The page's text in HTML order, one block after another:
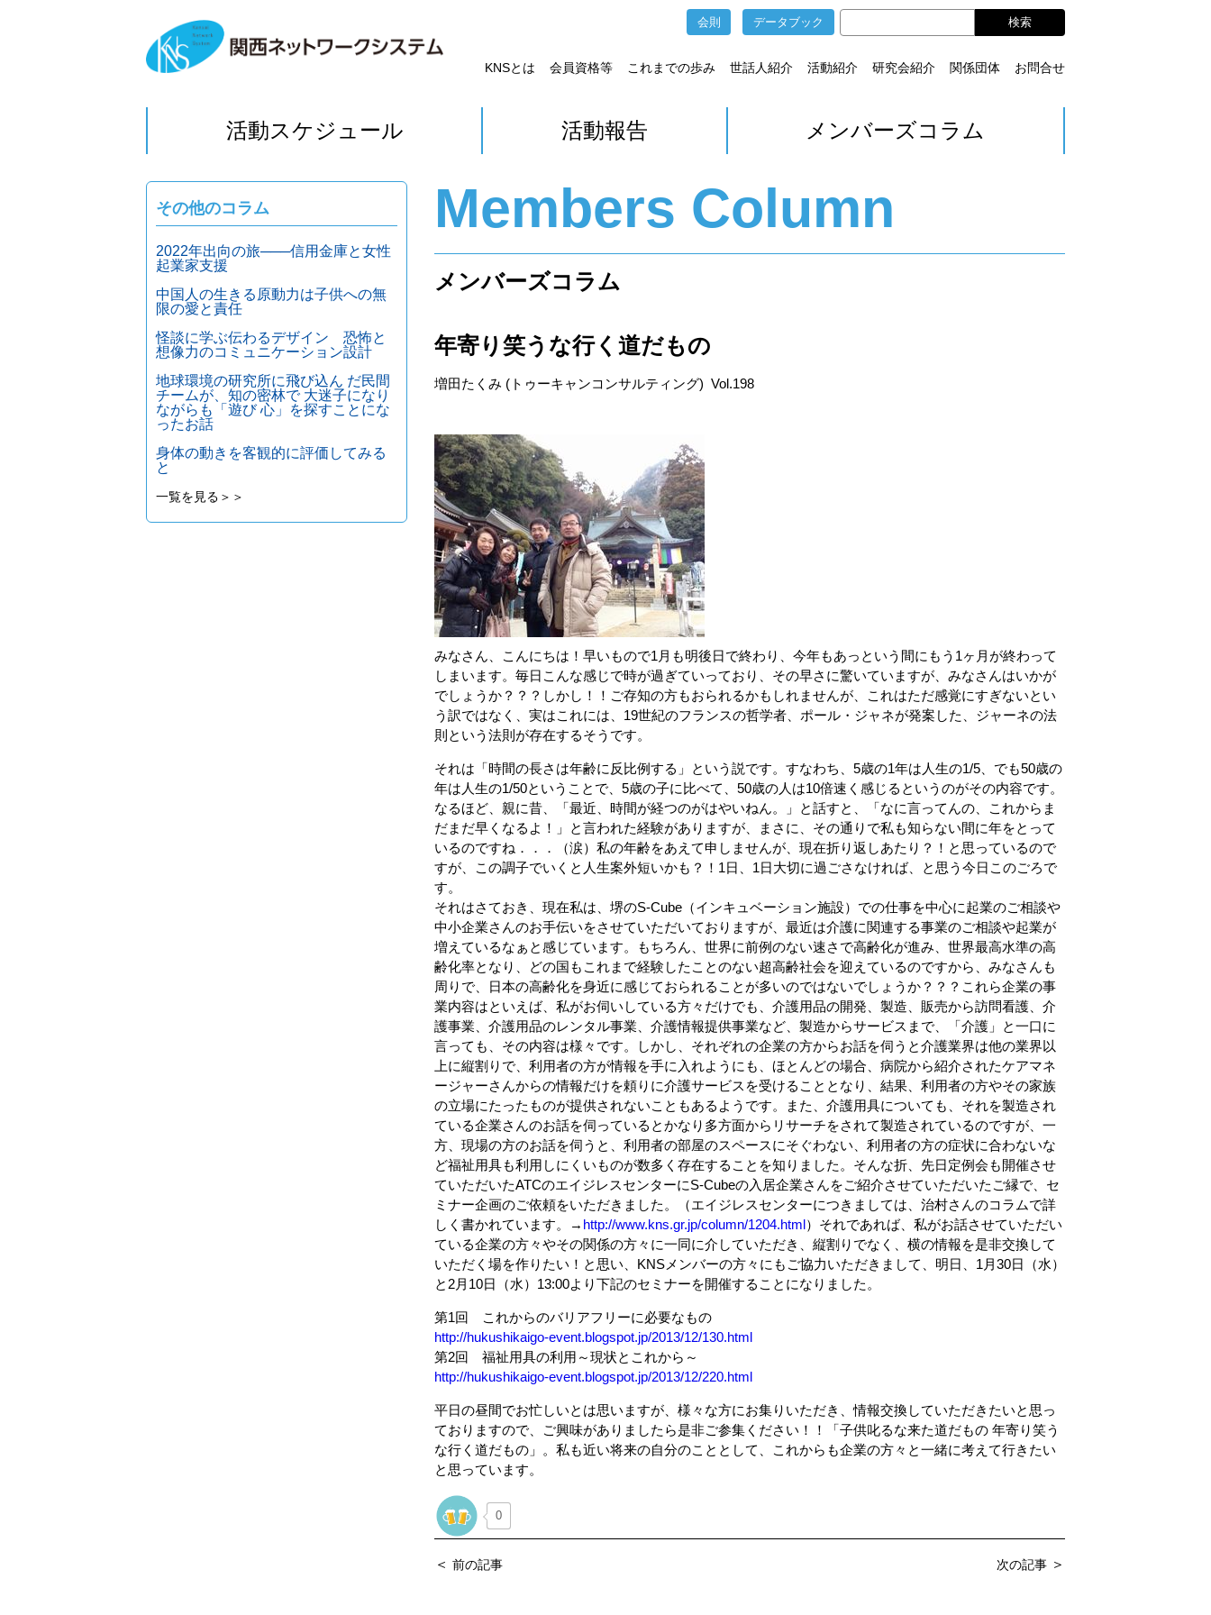
会則 データブック
KNSとは 会員資格等 これまでの歩み 世話人紹介 活動紹介 研究会紹介 関係団体 お問合せ
活動スケジュール 活動報告 メンバーズコラム
Members Column
メンバーズコラム
年寄り笑うな行く道だもの
増田たくみ (トゥーキャンコンサルティング) Vol.198
みなさん、こんにちは！早いもので1月も明後日で終わり、今年もあっという間にもう1ヶ月が終わって
しまいます。毎日こんな感じで時が過ぎていっており、その早さに驚いていますが、みなさんはいかが
でしょうか？？？しかし！！ご存知の方もおられるかもしれませんが、これはただ感覚にすぎないとい
う訳ではなく、実はこれには、19世紀のフランスの哲学者、ポール・ジャネが発案した、ジャーネの法
則という法則が存在するそうです。
それは「時間の長さは年齢に反比例する」という説です。すなわち、5歳の1年は人生の1/5、でも50歳の
年は人生の1/50ということで、5歳の子に比べて、50歳の人は10倍速く感じるというのがその内容です。
なるほど、親に昔、「最近、時間が経つのがはやいねん。」と話すと、「なに言ってんの、これからま
だまだ早くなるよ！」と言われた経験がありますが、まさに、その通りで私も知らない間に年をとって
いるのですね．．．（涙）私の年齢をあえて申しませんが、現在折り返しあたり？！と思っているので
すが、この調子でいくと人生案外短いかも？！1日、1日大切に過ごさなければ、と思う今日このごろで
す。
それはさておき、現在私は、堺のS-Cube（インキュベーション施設）での仕事を中心に起業のご相談や
中小企業さんのお手伝いをさせていただいておりますが、最近は介護に関連する事業のご相談や起業が
増えているなぁと感じています。もちろん、世界に前例のない速さで高齢化が進み、世界最高水準の高
齢化率となり、どの国もこれまで経験したことのない超高齢社会を迎えているのですから、みなさんも
周りで、日本の高齢化を身近に感じておられることが多いのではないでしょうか？？？これら企業の事
業内容はといえば、私がお伺いしている方々だけでも、介護用品の開発、製造、販売から訪問看護、介
護事業、介護用品のレンタル事業、介護情報提供事業など、製造からサービスまで、「介護」と一口に
言っても、その内容は様々です。しかし、それぞれの企業の方からお話を伺うと介護業界は他の業界以
上に縦割りで、利用者の方が情報を手に入れようにも、ほとんどの場合、病院から紹介されたケアマネ
ージャーさんからの情報だけを頼りに介護サービスを受けることとなり、結果、利用者の方やその家族
の立場にたったものが提供されないこともあるようです。また、介護用具についても、それを製造され
ている企業さんのお話を伺っているとかなり多方面からリサーチをされて製造されているのですが、一
方、現場の方のお話を伺うと、利用者の部屋のスペースにそぐわない、利用者の方の症状に合わないな
ど福祉用具も利用しにくいものが数多く存在することを知りました。そんな折、先日定例会も開催させ
ていただいたATCのエイジレスセンターにS-Cubeの入居企業さんをご紹介させていただいたご縁で、セ
ミナー企画のご依頼をいただきました。（エイジレスセンターにつきましては、治村さんのコラムで詳
しく書かれています。→ http://www.kns.gr.jp/column/1204.html）それであれば、私がお話させていただい
ている企業の方々やその関係の方々に一同に介していただき、縦割りでなく、横の情報を是非交換して
いただく場を作りたい！と思い、KNSメンバーの方々にもご協力いただきまして、明日、1月30日（水）
と2月10日（水）13:00より下記のセミナーを開催することになりました。
第1回 これからのバリアフリーに必要なもの
http://hukushikaigo-event.blogspot.jp/2013/12/130.html
第2回 福祉用具の利用～現状とこれから～
http://hukushikaigo-event.blogspot.jp/2013/12/220.html
平日の昼間でお忙しいとは思いますが、様々な方にお集りいただき、情報交換していただきたいと思っ
ておりますので、ご興味がありましたら是非ご参集ください！！「子供叱るな来た道だもの 年寄り笑う
な行く道だもの」。私も近い将来の自分のこととして、これからも企業の方々と一緒に考えて行きたい
と思っています。
0
＜ 前の記事 次の記事 ＞
その他のコラム
2022年出向の旅───信用金庫と女性
起業家支援
中国人の生きる原動力は子供への無
限の愛と責任
怪談に学ぶ伝わるデザイン 恐怖と
想像力のコミュニケーション設計
地球環境の研究所に飛び込ん だ民間
チームが、知の密林で 大迷子になり
ながらも「遊び 心」を探すことにな
ったお話
身体の動きを客観的に評価してみる
と
一覧を見る＞＞